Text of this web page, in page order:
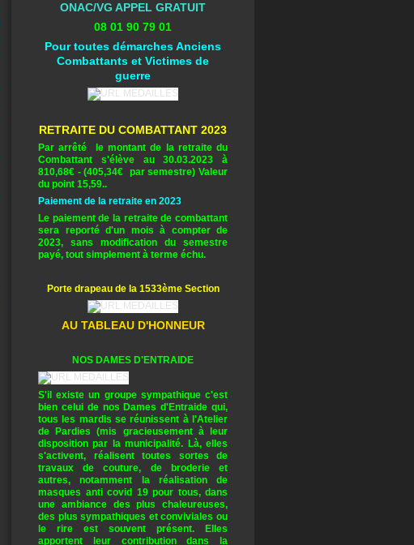
ONAC/VG APPEL GRATUIT
08 01 90 79 01
Pour toutes démarches Anciens
Combattants et Victimes de
guerre
RETRAITE DU COMBATTANT 2023
Par arrêté le montant de la retraite du
Combattant s'élève au 30.03.2023 à
810,68€ - (405,34€ par semestre) Valeur
du point 15,59..
Paiement de la retraite en 2023
Le paiement de la retraite de combattant
sera reporté d'un mois à compter de
2023, sans modification du semestre
payé, tout simplement à terme échu.
Porte drapeau de la 1533ème Section
AU TABLEAU D'HONNEUR
NOS DAMES D'ENTRAIDE
S'il existe un groupe sympathique c'est
bien celui de nos Dames d'Entraide qui,
tous les mardis se réunissent à l'Atelier
de Pardies (mis gracieusement à leur
disposition par la municipalité. Là, elles
s'activent, réalisent toutes sortes de
travaux de couture, de broderie et
autres, notamment la réalisation de
masques anti covid 19 pour tous, dans
une ambiance des plus chaleureuses,
des plus sympathiques et conviviales ou
le rire est souvent présent. Elles
apportent leur contribution dans la